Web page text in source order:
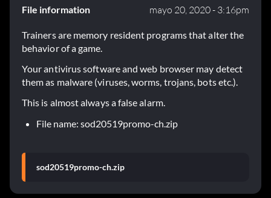
File information mayo 20, 2020 - 3:16pm
Trainers are memory resident programs that alter the
behavior of a game.
Your antivirus software and web browser may detect
them as malware (viruses, worms, trojans, bots etc.).
This is almost always a false alarm.
File name: sod20519promo-ch.zip
sod20519promo-ch.zip